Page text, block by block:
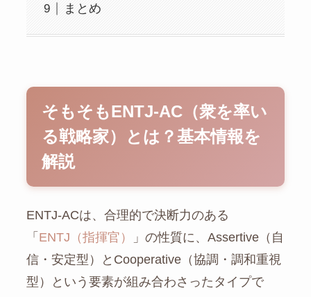
まとめ
そもそもENTJ-AC（衆を率い
る戦略家）とは？基本情報を
解説
ENTJ-ACは、合理的で決断力のある
「 ENTJ（指揮官）
」の性質に、Assertive（自
信・安定型）とCooperative（協調・調和重視
型）という要素が組み合わさったタイプで